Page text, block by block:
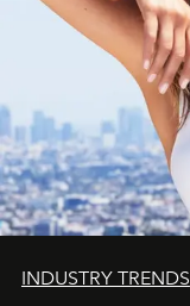
INDUSTRY TRENDS